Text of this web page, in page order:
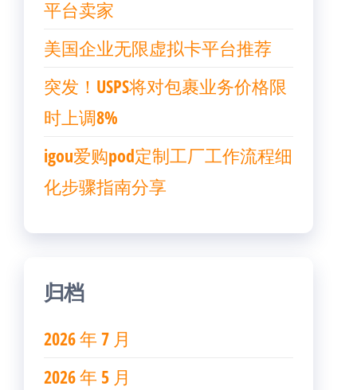
平台卖家
美国企业无限虚拟卡平台推荐
突发！USPS将对包裹业务价格限
时上调8%
igou爱购pod定制工厂工作流程细
化步骤指南分享
归档
2026 年 7 月
2026 年 5 月